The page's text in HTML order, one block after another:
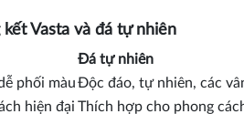
Vasta và đá tự nhiên
Đá tự nhiên
phối màuĐộc đáo, tự nhiên, các
hiện đại Thích hợp cho phong